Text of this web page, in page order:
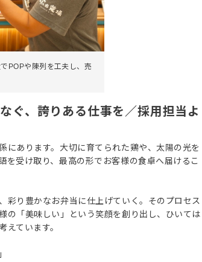
POPや陳列を工夫し、売
ぐ、誇りある仕事を／採用担当よ
にあります。大切に育てられた鶏や、太陽の光を
を受け取り、最高の形でお客様の食卓へ届けるこ
彩り豊かなお弁当に仕上げていく。そのプロセス
の「美味しい」という笑顔を創り出し、ひいては
えています。